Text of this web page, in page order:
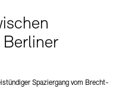
Berliner
Spaziergang vom Brecht-